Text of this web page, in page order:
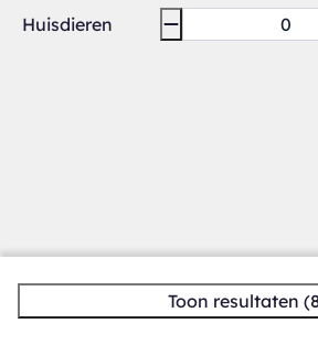
Huisdieren
Toon resultaten